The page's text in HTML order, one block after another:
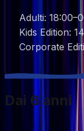
Adulti:
Kids Edition:
Corporate
Dai 6 anni